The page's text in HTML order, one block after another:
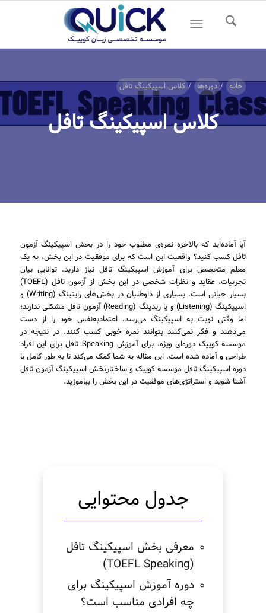
خانه / دوره‌ها / کلاس اسپیکینگ تافل
کلاس اسپیکینگ تافل
آیا آماده‌اید که بالاخره نمره‌ی مطلوب خود را در بخش اسپیکینگ آزمون
تافل کسب کنید؟ واقعیت این است که برای موفقیت در این بخش، به یک
معلم متخصص برای آموزش اسپیکینگ تافل نیاز دارید. توانایی بیان
تجربیات، عقاید و نظرات شخصی در این بخش از آزمون تافل (TOEFL)
بسیار حیاتی است. بسیاری از داوطلبان در بخش‌های رایتینگ (Writing) و
اسپیکینگ (Listening) و یا ریدینگ (Reading) آزمون تافل مشکلی ندارند؛
اما وقتی نوبت به اسپیکینگ می‌رسد، اعتمادبه‌نفس خود را از دست
می‌دهند و فکر نمی‌کنند بتوانند نمره خوبی کسب کنند. در نتیجه در
موسسه کوییک دوره‌ای ویژه، برای آموزش Speaking تافل برای این افراد
طراحی و آماده شده است. این مقاله به شما کمک می‌کند تا به طور کامل با
دوره اسپیکینگ تافل موسسه کوییک و ساختاربخش اسپیکینگ آزمون تافل
آشنا شوید و استراتژی‌های موفقیت در این بخش را بیاموزید.
جدول محتوایی
معرفی بخش اسپیکینگ تافل
(TOEFL Speaking)
دوره آموزش اسپیکینگ برای
چه افرادی مناسب است؟